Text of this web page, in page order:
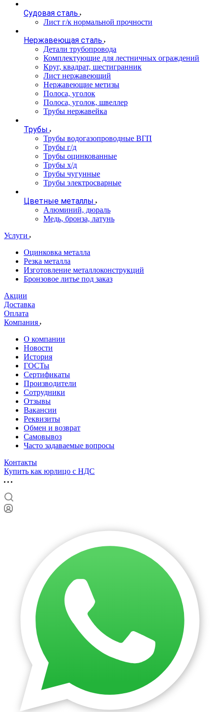
Судовая сталь
Лист г/к нормальной прочности
Нержавеющая сталь
Детали трубопровода
Комплектующие для лестничных ограждений
Круг, квадрат, шестигранник
Лист нержавеющий
Нержавеющие метизы
Полоса, уголок
Полоса, уголок, швеллер
Трубы нержавейка
Трубы
Трубы водогазопроводные ВГП
Трубы г/д
Трубы оцинкованные
Трубы х/д
Трубы чугунные
Трубы электросварные
Цветные металлы
Алюминий, дюраль
Медь, бронза, латунь
Услуги
Оцинковка металла
Резка металла
Изготовление металлоконструкций
Бронзовое литье под заказ
Акции
Доставка
Оплата
Компания
О компании
Новости
История
ГОСТы
Сертификаты
Производители
Сотрудники
Отзывы
Вакансии
Реквизиты
Обмен и возврат
Самовывоз
Часто задаваемые вопросы
Контакты
Купить как юрлицо с НДС